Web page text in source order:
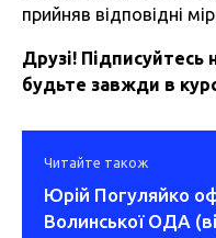
прийняв відповідні
Друзі! Підписуйтесь
будьте завжди в
Читайте також
Юрій Погуляйко
Волинської ОДА